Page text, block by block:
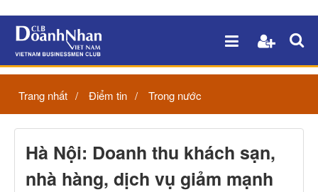
Trang nhất Điểm tin Trong nước
Hà Nội: Doanh thu khách sạn,
nhà hàng, dịch vụ giảm mạnh